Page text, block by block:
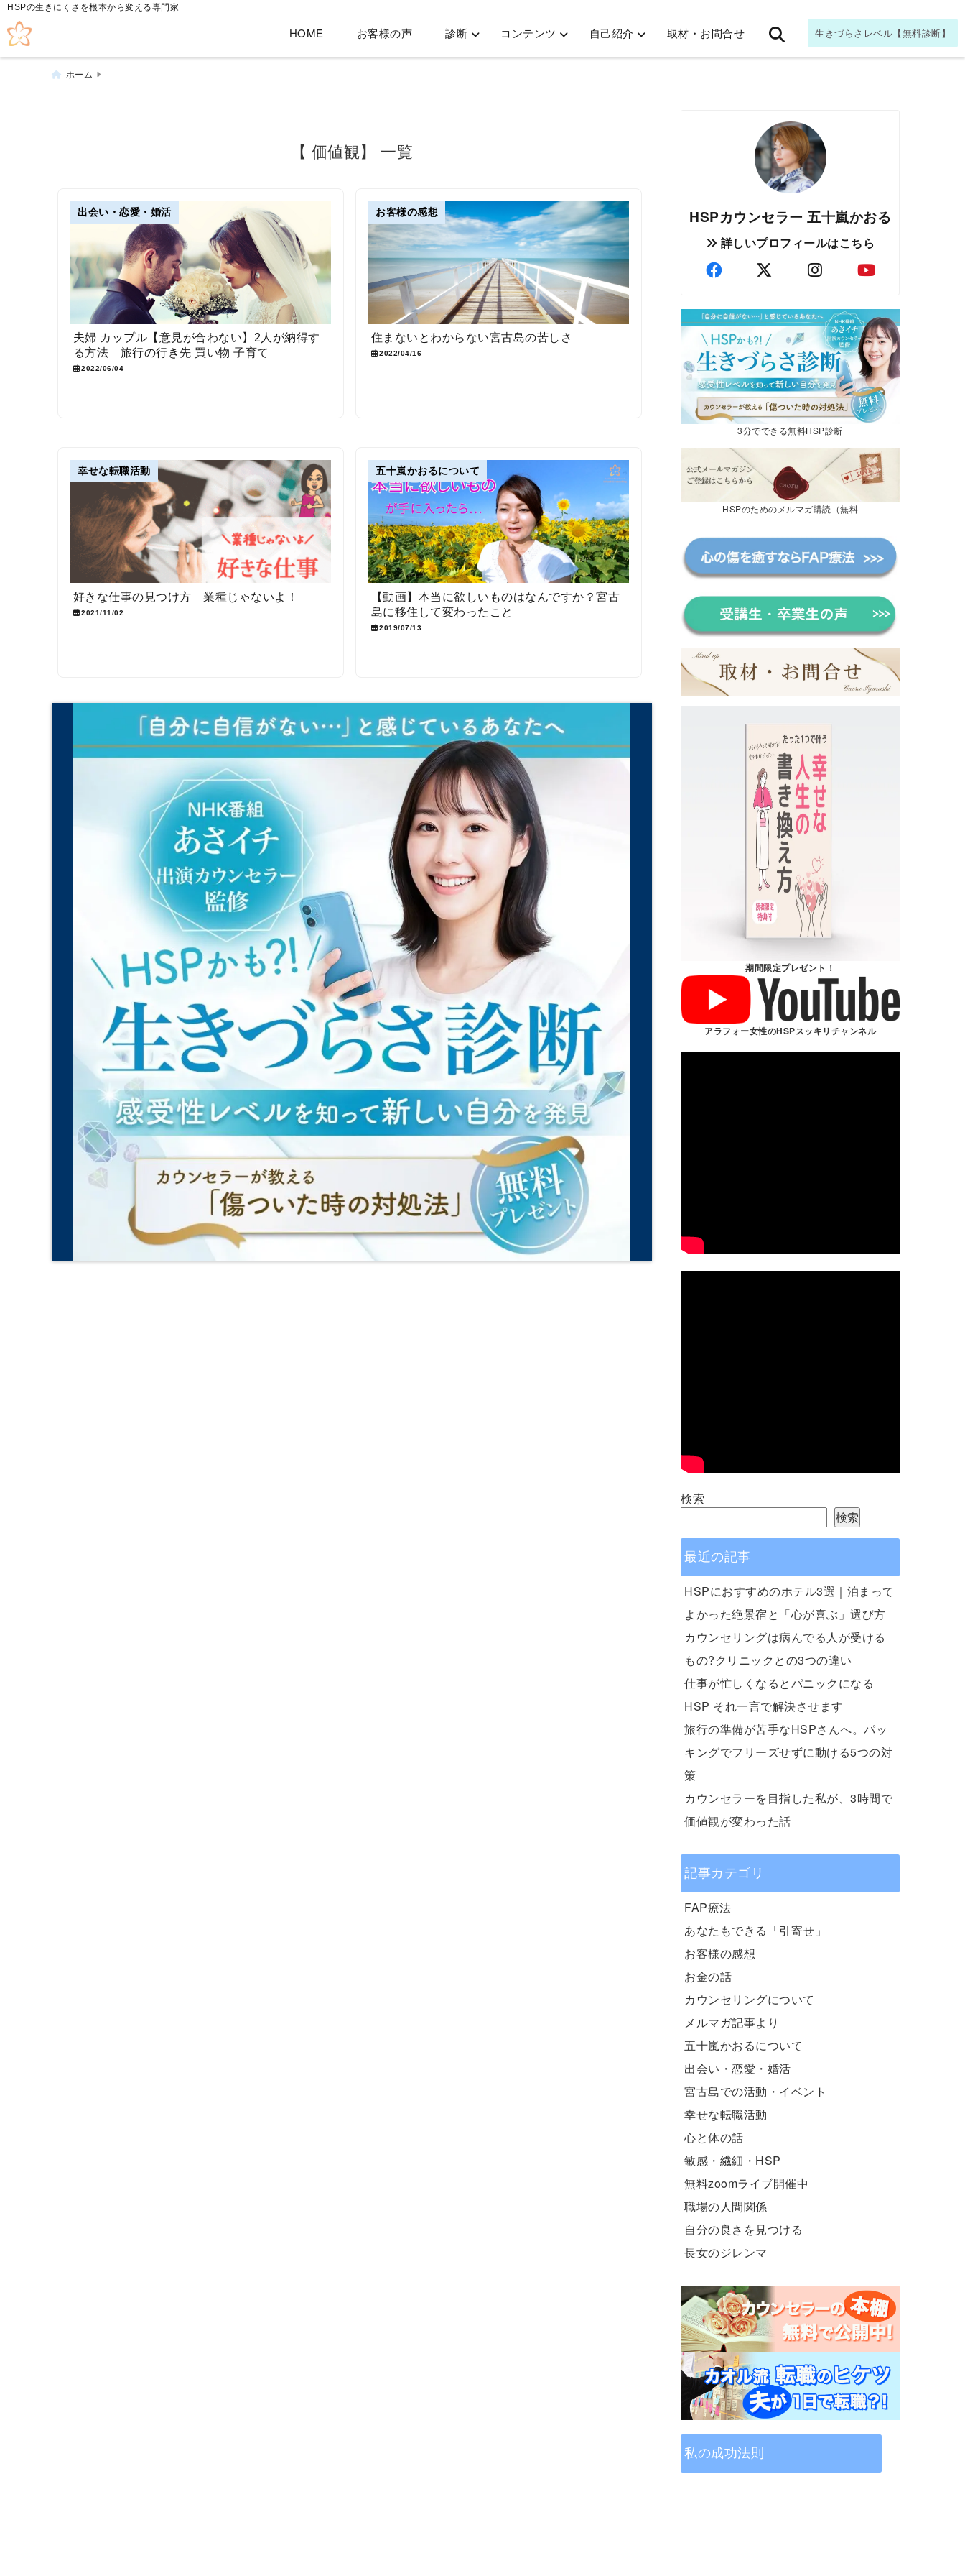
HSPの生きにくさを根本から変える専門家
HOME お客様の声 診断 コンテンツ 自己紹介 取材・お問合せ 生きづらさレベル【無料診断】
ホーム
【 価値観】 一覧
出会い・恋愛・婚活
夫婦 カップル【意見が合わない】2人が納得す
る方法 旅行の行き先 買い物 子育て
2022/06/04
お客様の感想
住まないとわからない宮古島の苦しさ
2022/04/16
幸せな転職活動
好きな仕事の見つけ方 業種じゃないよ！
2021/11/02
五十嵐かおるについて
【動画】本当に欲しいものはなんですか？宮古
島に移住して変わったこと
2019/07/13
HSPカウンセラー 五十嵐かおる
詳しいプロフィールはこちら
3分でできる無料HSP診断
HSPのためのメルマガ購読（無料
期間限定プレゼント！
アラフォー女性のHSPスッキリチャンネル
検索
検索
最近の記事
HSPにおすすめのホテル3選｜泊まって
よかった絶景宿と「心が喜ぶ」選び方
カウンセリングは病んでる人が受ける
もの?クリニックとの3つの違い
仕事が忙しくなるとパニックになる
HSP それ一言で解決させます
旅行の準備が苦手なHSPさんへ。パッ
キングでフリーズせずに動ける5つの対
策
カウンセラーを目指した私が、3時間で
価値観が変わった話
記事カテゴリ
FAP療法
あなたもできる「引寄せ」
お客様の感想
お金の話
カウンセリングについて
メルマガ記事より
五十嵐かおるについて
出会い・恋愛・婚活
宮古島での活動・イベント
幸せな転職活動
心と体の話
敏感・繊細・HSP
無料zoomライブ開催中
職場の人間関係
自分の良さを見つける
長女のジレンマ
私の成功法則